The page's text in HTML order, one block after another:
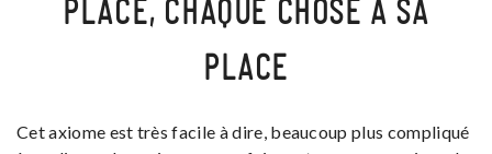
PLACE, CHAQUE CHOSE À SA
PLACE
Cet axiome est très facile à dire, beaucoup plus compliqué